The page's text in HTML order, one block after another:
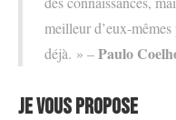
meilleur d’eux-
déjà. » –Paulo
Je vous propose